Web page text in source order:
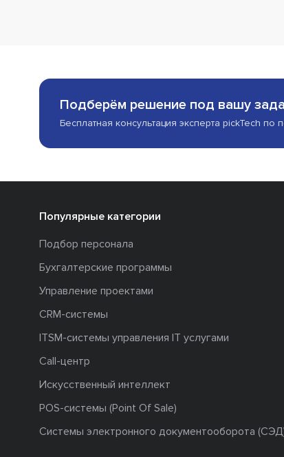
Подберём решение под вашу
Бесплатная консультация эксперта pickTech
Популярные категории
Подбор персонала
Бухгалтерские программы
Управление проектами
CRM-системы
ITSM-системы управления IT услугами
Call-центр
Искусственный интеллект
POS-системы (Point Of Sale)
Системы электронного документооборота